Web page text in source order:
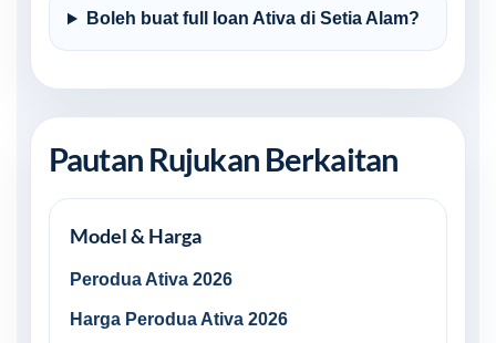
Boleh buat full loan Ativa di Setia Alam?
Pautan Rujukan Berkaitan
Model & Harga
Perodua Ativa 2026
Harga Perodua Ativa 2026